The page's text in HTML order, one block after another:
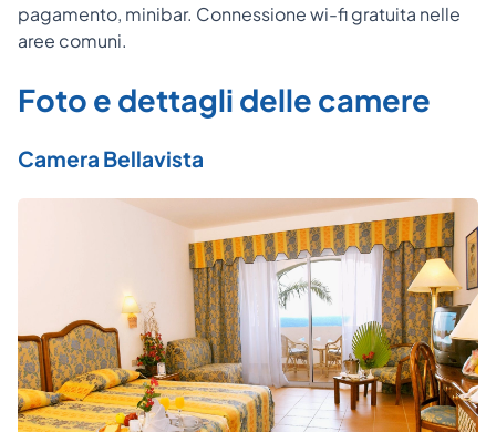
pagamento, minibar. Connessione wi-fi gratuita nelle
aree comuni.
Foto e dettagli delle camere
Camera Bellavista